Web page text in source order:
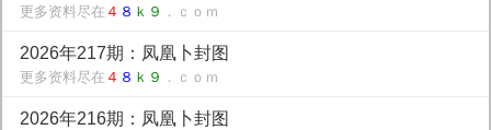
更多资料尽在 ４ ８ ｋ９ ．ｃｏｍ
2026年217期：凤凰卜封图
更多资料尽在 ４ ８ ｋ９ ．ｃｏｍ
2026年216期：凤凰卜封图